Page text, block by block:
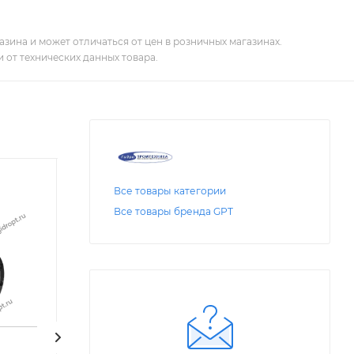
и может отличаться от цен в розничных магазинах.
технических данных товара.
Все товары категории
Все товары бренда GPT